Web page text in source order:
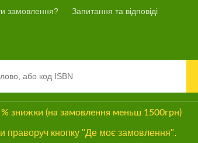
замовлення? Запитання та відповіді
% знижки (на замовлення меньш 1500грн)
праворуч кнопку "Де моє замовлення".